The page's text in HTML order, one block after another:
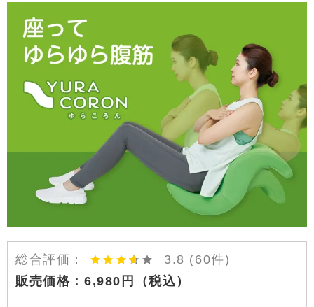
総合評価： 3.8 (60件)
販売価格： 6,980 円 （税込）